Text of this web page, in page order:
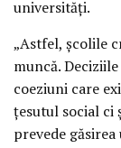
universități.
„Astfel, școlile
muncă.
coeziuni care
țesutul social ci
prevede